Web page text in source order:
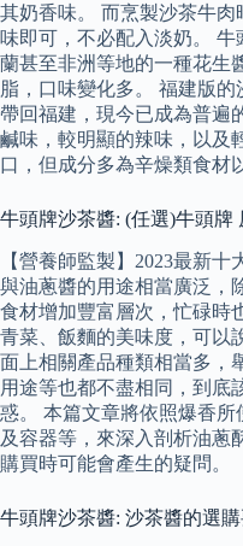
其奶香味。 而烹製沙茶牛
味即可，不必配入淡奶。
蘭甚至非洲等地的一種花生
脂，口味變化多。 福建版
帶回福建，現今已成為普遍
鹹味，較明顯的辣味，以及
口，但成分多為辛燥類食材
牛頭牌沙茶醬: (任選)牛頭牌
【營養師監製】2023最新
與油蔥醬的用途相當廣泛，
食材增加豐富層次，忙碌時
青菜、飯麵的美味度，可以
面上相關產品種類相當多，
用途等也都不盡相同，到底
惑。 本篇文章將依照爆香
及容器等，來深入剖析油蔥
購買時可能會產生的疑問。
牛頭牌沙茶醬: 沙茶醬的選